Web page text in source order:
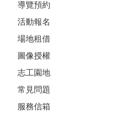
導覽預約
活動報名
場地租借
圖像授權
志工園地
常見問題
服務信箱